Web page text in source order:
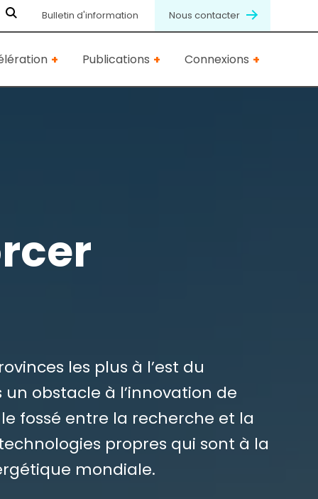
Bulletin d'information Nous contacter
Publications Connexions
les plus à l’est du
obstacle à l’innovation de
fossé entre la recherche et la
propres qui sont à la
mondiale.